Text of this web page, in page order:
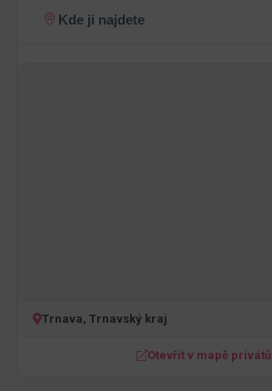
Kde ji najdete
Trnava, Trnavský kraj
Otevřít v mapě privátů